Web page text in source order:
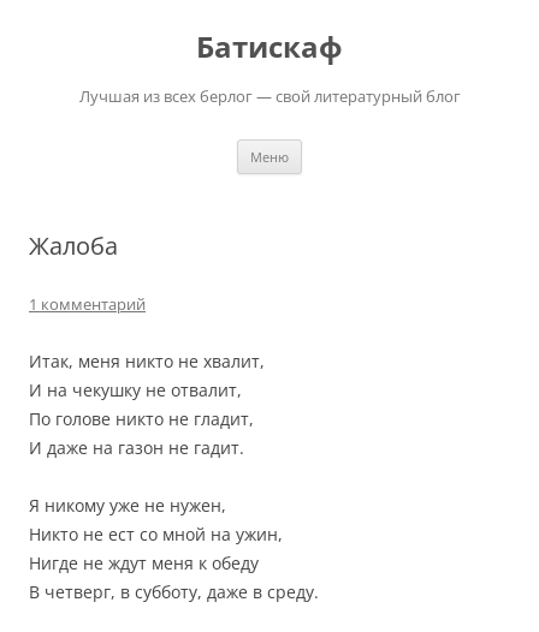
Батискаф
Лучшая из всех берлог — свой литературный блог
Меню
Жалоба
1 комментарий
Итак, меня никто не хвалит,
И на чекушку не отвалит,
По голове никто не гладит,
И даже на газон не гадит.
Я никому уже не нужен,
Никто не ест со мной на ужин,
Нигде не ждут меня к обеду
В четверг, в субботу, даже в среду.